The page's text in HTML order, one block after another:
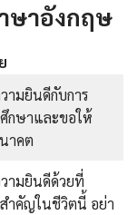
ษาอังกฤษ
ามยินดีกับการ
ศึกษาและขอให้
าคต
ามยินดีด้วยที่
สำคัญในชีวิตนี้ อย่า